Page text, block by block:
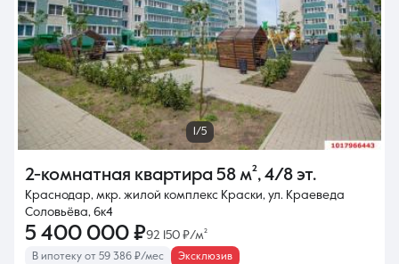
1/5
2-комнатная квартира 58 м², 4/8 эт.
Краснодар, мкр. жилой комплекс Краски, ул. Краеведа
Соловьёва, 6к4
5 400 000 ₽92 150 ₽/м²
В ипотеку от 59 386 ₽/мес Эксклюзив